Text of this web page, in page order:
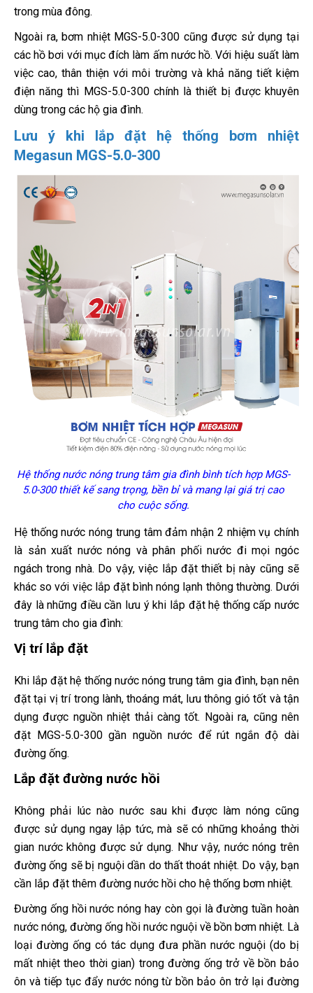
trong mùa đông.
Ngoài ra, bơm nhiệt MGS-5.0-300 cũng được sử dụng tại
các hồ bơi với mục đích làm ấm nước hồ. Với hiệu suất làm
việc cao, thân thiện với môi trường và khả năng tiết kiệm
điện năng thì MGS-5.0-300 chính là thiết bị được khuyên
dùng trong các hộ gia đình.
Lưu ý khi lắp đặt hệ thống bơm nhiệt
Megasun MGS-5.0-300
Hệ thống nước nóng trung tâm gia đình bình tích hợp MGS-
5.0-300 thiết kế sang trọng, bền bỉ và mang lại giá trị cao
cho cuộc sống.
Hệ thống nước nóng trung tâm đảm nhận 2 nhiệm vụ chính
là sản xuất nước nóng và phân phối nước đi mọi ngóc
ngách trong nhà. Do vậy, việc lắp đặt thiết bị này cũng sẽ
khác so với việc lắp đặt bình nóng lạnh thông thường. Dưới
đây là những điều cần lưu ý khi lắp đặt hệ thống cấp nước
trung tâm cho gia đình:
Vị trí lắp đặt
Khi lắp đặt hệ thống nước nóng trung tâm gia đình, bạn nên
đặt tại vị trí trong lành, thoáng mát, lưu thông gió tốt và tận
dụng được nguồn nhiệt thải càng tốt. Ngoài ra, cũng nên
đặt MGS-5.0-300 gần nguồn nước để rút ngắn độ dài
đường ống.
Lắp đặt đường nước hồi
Không phải lúc nào nước sau khi được làm nóng cũng
được sử dụng ngay lập tức, mà sẽ có những khoảng thời
gian nước không được sử dụng. Như vậy, nước nóng trên
đường ống sẽ bị nguội dần do thất thoát nhiệt. Do vậy, bạn
cần lắp đặt thêm đường nước hồi cho hệ thống bơm nhiệt.
Đường ống hồi nước nóng hay còn gọi là đường tuần hoàn
nước nóng, đường ống hồi nước nguội về bồn bơm nhiệt. Là
loại đường ống có tác dụng đưa phần nước nguội (do bị
mất nhiệt theo thời gian) trong đường ống trở về bồn bảo
ôn và tiếp tục đẩy nước nóng từ bồn bảo ôn trở lại đường